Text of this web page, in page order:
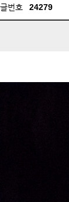
글번호 24279